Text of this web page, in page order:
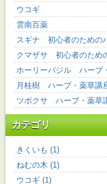
ウコギ
雲南百薬
スギナ 初心者のための
クマザサ 初心者のため
ホーリーバジル ハーブ
月桂樹 ハーブ・薬草講
ツボクサ ハーブ・
カテゴリ
きくいも (1)
ねむの木 (1)
ウコギ (1)